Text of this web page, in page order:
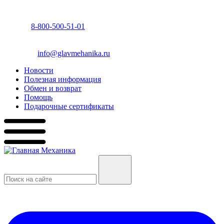
8-800-500-51-01
info@glavmehanika.ru
Новости
Полезная информация
Обмен и возврат
Помощь
Подарочные сертификаты